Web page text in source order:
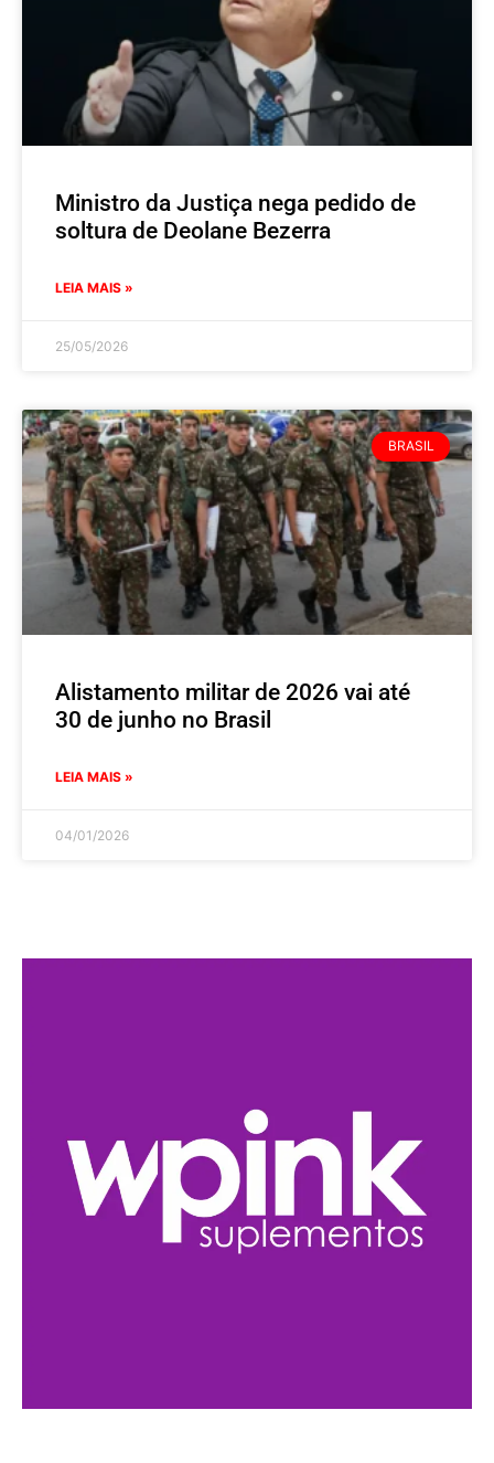
Ministro da Justiça nega pedido de
soltura de Deolane Bezerra
LEIA MAIS »
25/05/2026
BRASIL
Alistamento militar de 2026 vai até
30 de junho no Brasil
LEIA MAIS »
04/01/2026